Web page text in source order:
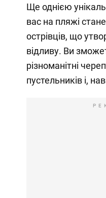
Ще однією
вас на пляжі
острівців, що
відливу. Ви
різноманітні
пустельників і,